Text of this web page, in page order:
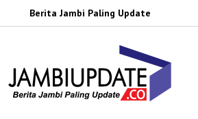
Berita Jambi Paling Update